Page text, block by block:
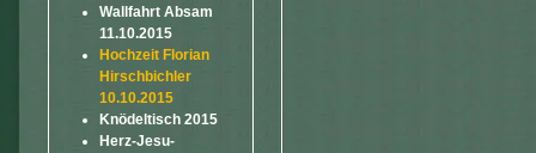
Wallfahrt Absam
11.10.2015
Hochzeit Florian
Hirschbichler
10.10.2015
Knödeltisch 2015
Herz-Jesu-